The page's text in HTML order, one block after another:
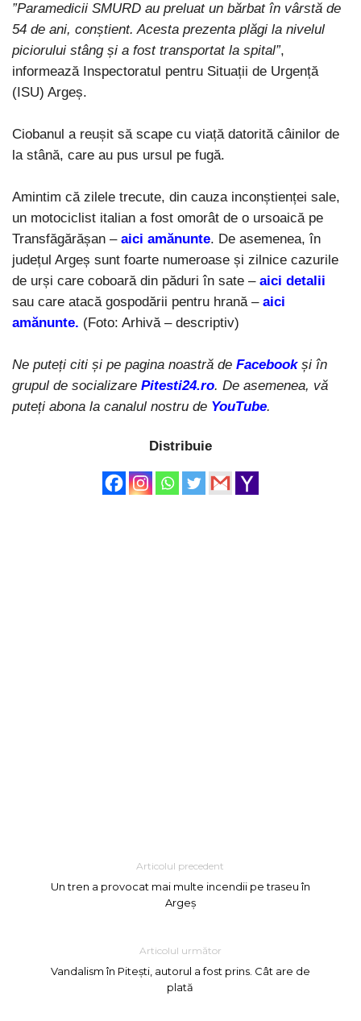
”Paramedicii SMURD au preluat un bărbat în vârstă de
54 de ani, conștient. Acesta prezenta plăgi la nivelul
piciorului stâng și a fost transportat la spital”,
informează Inspectoratul pentru Situații de Urgență
(ISU) Argeș.
Ciobanul a reușit să scape cu viață datorită câinilor de
la stână, care au pus ursul pe fugă.
Amintim că zilele trecute, din cauza inconștienței sale,
un motociclist italian a fost omorât de o ursoaică pe
Transfăgărășan – aici amănunte. De asemenea, în
județul Argeș sunt foarte numeroase și zilnice cazurile
de urși care coboară din păduri în sate – aici detalii
sau care atacă gospodării pentru hrană – aici
amănunte. (Foto: Arhivă – descriptiv)
Ne puteți citi și pe pagina noastră de Facebook și în
grupul de socializare Pitesti24.ro. De asemenea, vă
puteți abona la canalul nostru de YouTube.
Distribuie
Articolul precedent
Un tren a provocat mai multe incendii pe traseu în
Argeș
Articolul următor
Vandalism în Pitești, autorul a fost prins. Cât are de
plată